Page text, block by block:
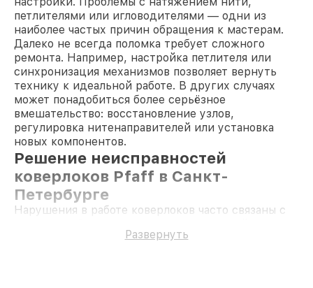
петлителями или игловодителями — одни из
наиболее частых причин обращения к мастерам.
Далеко не всегда поломка требует сложного
ремонта. Например, настройка петлителя или
синхронизация механизмов позволяет вернуть
технику к идеальной работе. В других случаях
может понадобиться более серьёзное
вмешательство: восстановление узлов,
регулировка нитенаправителей или установка
новых компонентов.
Решение неисправностей
коверлоков Pfaff в Санкт-
Петербурге
Нарушения в работе коверлоков часто связаны с
эксплуатацией. Мы устраняем следующие
Развернуть